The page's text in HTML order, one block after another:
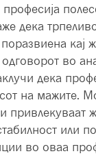
дека
кај
во
дека
на мажите.
привлекуваат
или
во оваа